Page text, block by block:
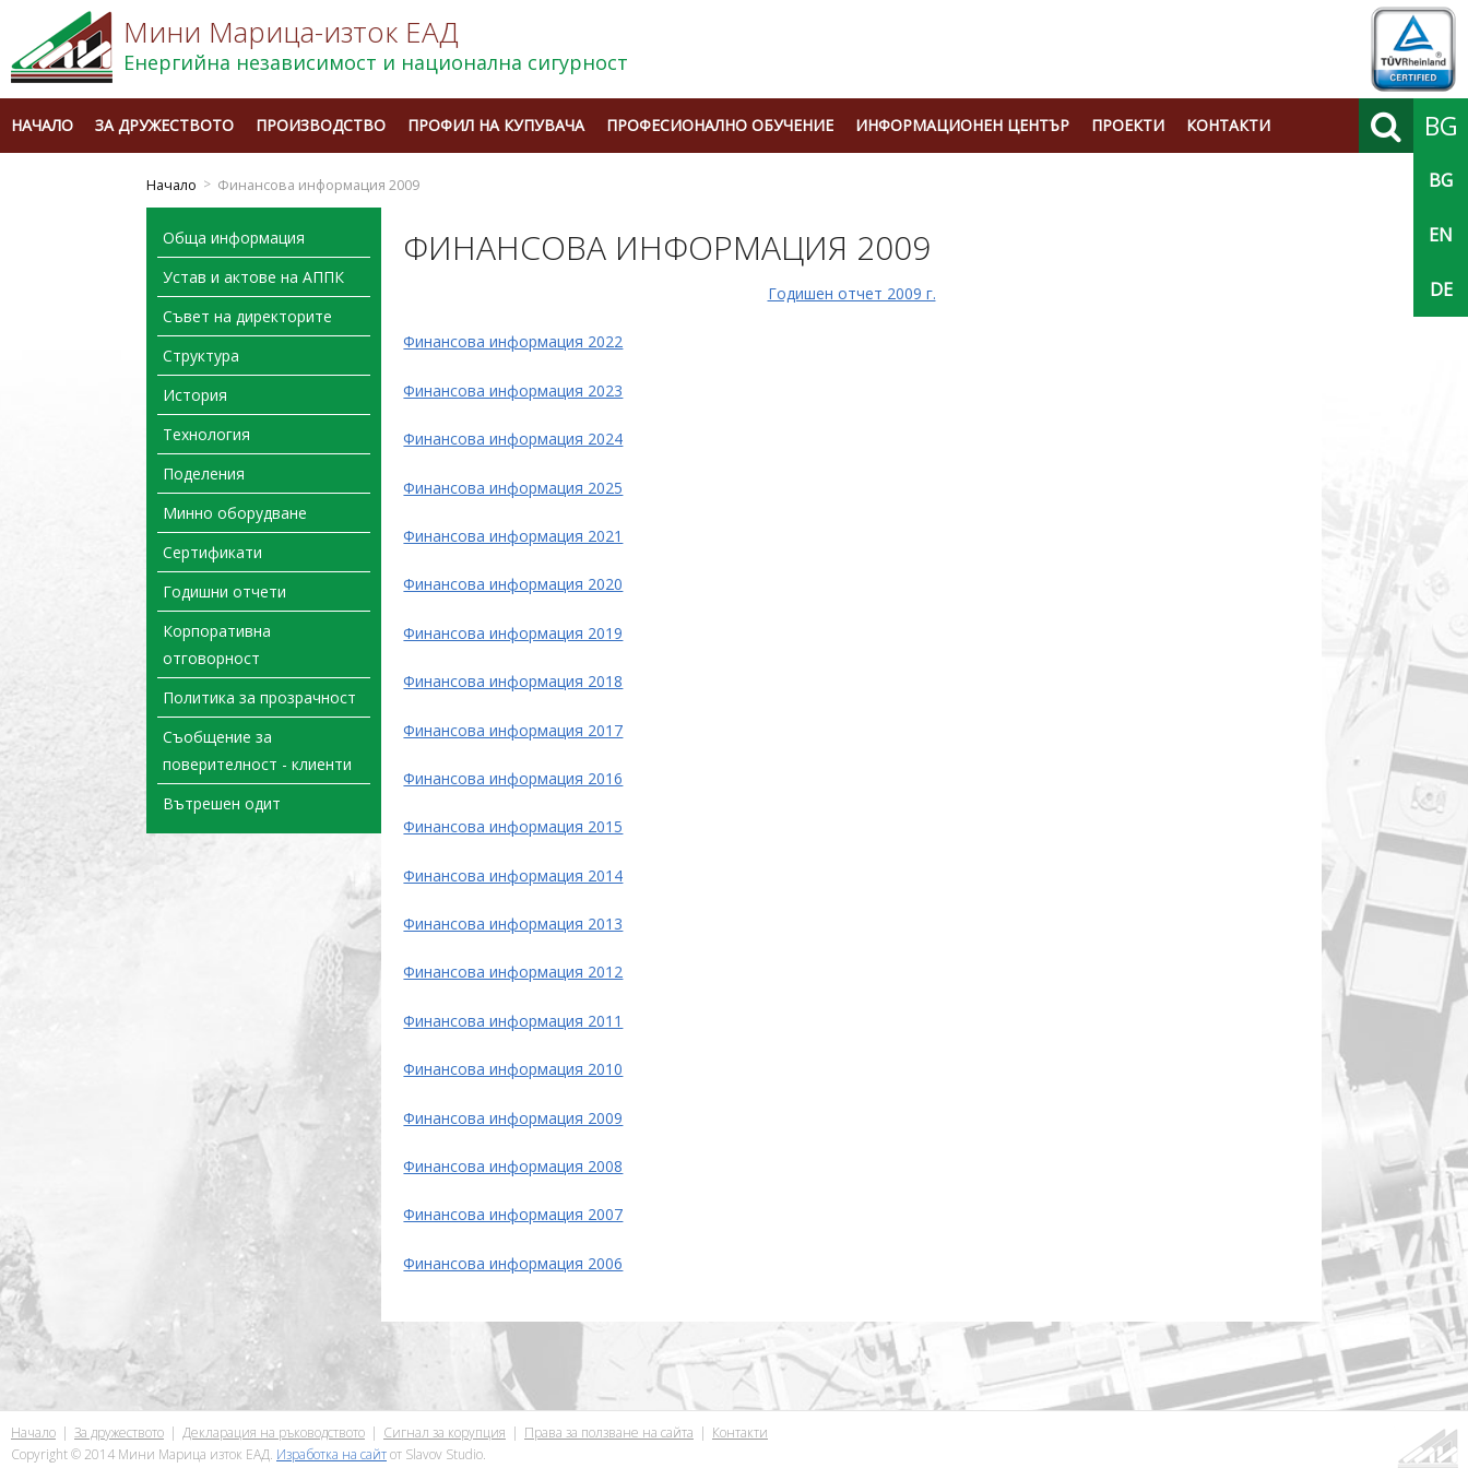
Мини Марица-изток ЕАД
Енергийна независимост и национална сигурност
НАЧАЛО ЗА ДРУЖЕСТВОТО ПРОИЗВОДСТВО ПРОФИЛ НА КУПУВАЧА ПРОФЕСИОНАЛНО ОБУЧЕНИЕ ИНФОРМАЦИОНЕН ЦЕНТЪР ПРОЕКТИ КОНТАКТИ
Търси
BG
BG
EN
DE
Начало Финансова информация 2009
Обща информация
Устав и актове на АППК
Съвет на директорите
Структура
История
Технология
Поделения
Минно оборудване
Сертификати
Годишни отчети
Корпоративна
отговорност
Политика за прозрачност
Съобщение за
поверителност - клиенти
Вътрешен одит
ФИНАНСОВА ИНФОРМАЦИЯ 2009
Годишен отчет 2009 г.
Финансова информация 2022
Финансова информация 2023
Финансова информация 2024
Финансова информация 2025
Финансова информация 2021
Финансова информация 2020
Финансова информация 2019
Финансова информация 2018
Финансова информация 2017
Финансова информация 2016
Финансова информация 2015
Финансова информация 2014
Финансова информация 2013
Финансова информация 2012
Финансова информация 2011
Финансова информация 2010
Финансова информация 2009
Финансова информация 2008
Финансова информация 2007
Финансова информация 2006
Начало За дружеството Декларация на ръководството Сигнал за корупция Права за ползване на сайта
Контакти
Copyright © 2014 Мини Марица изток ЕАД. Изработка на сайтот Slavov Studio.